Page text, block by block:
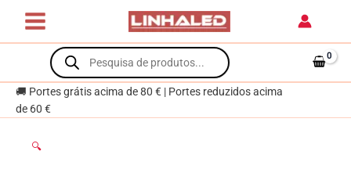
content
Products
search
🚚 Portes grátis acima de 80 € | Portes reduzidos acima
de 60 €
🔍
UTP
Branco